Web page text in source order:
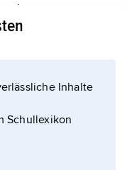
wie Roh-,
Die Erkenntnis,
des
als
Inhalte
Schullexikon